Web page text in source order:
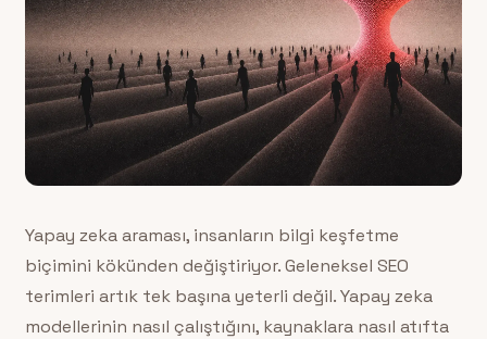
Yapay zeka araması, insanların bilgi keşfetme
biçimini kökünden değiştiriyor. Geleneksel SEO
terimleri artık tek başına yeterli değil. Yapay zeka
modellerinin nasıl çalıştığını, kaynaklara nasıl atıfta